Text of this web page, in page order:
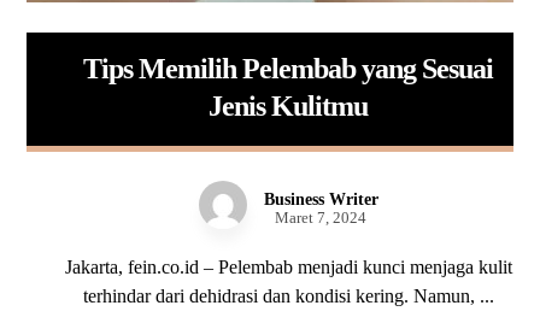
Tips Memilih Pelembab yang Sesuai
Jenis Kulitmu
Business Writer
Maret 7, 2024
Jakarta, fein.co.id – Pelembab menjadi kunci menjaga kulit
terhindar dari dehidrasi dan kondisi kering. Namun, ...